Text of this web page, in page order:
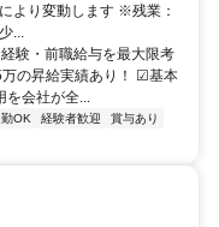
通費すべて支給！
より変動します ※残業：
...
験・前職給与を最大限考
の昇給実績あり！ ☑︎基本
会社が全...
OK 経験者歓迎
賞与あり